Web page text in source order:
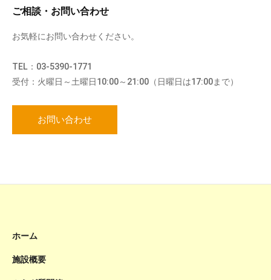
ご相談・お問い合わせ
お気軽にお問い合わせください。
TEL：03-5390-1771
受付：火曜日～土曜日10:00～21:00（日曜日は17:00まで）
お問い合わせ
ホーム
施設概要